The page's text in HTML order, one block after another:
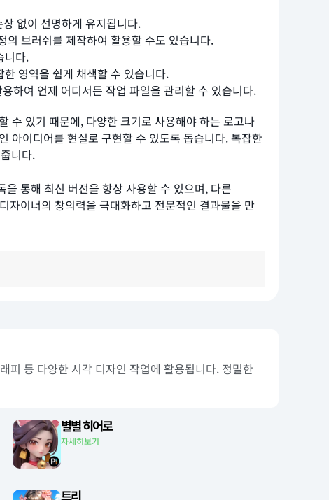
없이 선명하게 유지됩니다.
의 브러쉬를 제작하여 활용할 수도 있습니다.
니다.
영역을 쉽게 채색할 수 있습니다.
여 언제 어디서든 작업 파일을 관리할 수 있습니다.
수 있기 때문에, 다양한 크기로 사용해야 하는 로고나
이디어를 현실로 구현할 수 있도록 돕습니다. 복잡한
니다.
통해 최신 버전을 항상 사용할 수 있으며, 다른
이너의 창의력을 극대화하고 전문적인 결과물을 만
등 다양한 시각 디자인 작업에 활용됩니다. 정밀한
별별 히어로
자세히보기
트리